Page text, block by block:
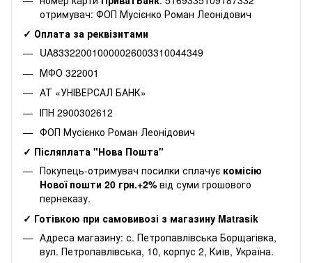
отримувач: ФОП Мусієнко Роман Леонідович
✓ Оплата за реквізитами
UA833220010000026003310044349
МФО 322001
АТ «УНІВЕРСАЛ БАНК»
ІПН 2900302612
ФОП Мусієнко Роман Леонідович
✓ Післяплата "Нова Пошта"
Покупець-отримувач посилки сплачує комісію
Нової пошти 20 грн.+2% від суми грошового
пернеказу.
✓ Готівкою при самовивозі з магазину Matrasik
Адреса магазину: с. Петропавлівська Борщагівка,
вул. Петропавлівська, 10, корпус 2, Київ, Україна.